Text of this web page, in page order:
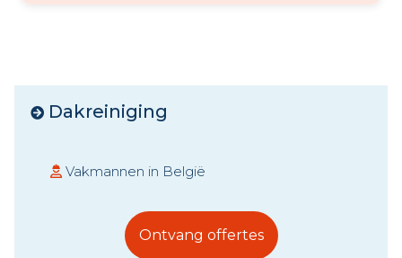
Dakreiniging
Vakmannen in België
Ontvang offertes